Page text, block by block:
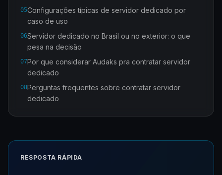
05Configurações típicas de servidor dedicado por
caso de uso
06Servidor dedicado no Brasil ou no exterior: o que
pesa na decisão
07Por que considerar Audaks pra contratar servidor
dedicado
08Perguntas frequentes sobre contratar servidor
dedicado
RESPOSTA RÁPIDA